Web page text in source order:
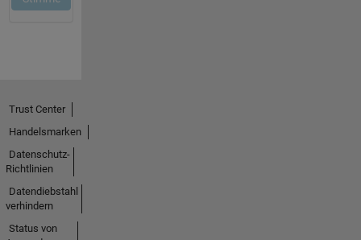
Trust Center
Handelsmarken
Datenschutz-
Richtlinien
Datendiebstahl
verhindern
Status von